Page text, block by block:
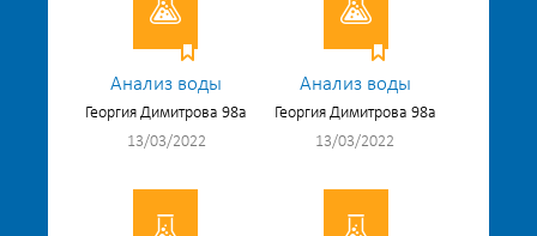
Анализ воды
Георгия Димитрова 98а
13/03/2022
Анализ воды
Георгия Димитрова 98а
13/03/2022